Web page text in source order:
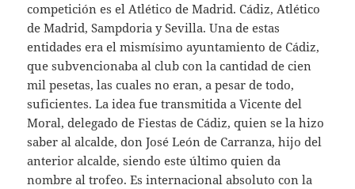
competición es el Atlético de Madrid. Cádiz, Atlético
de Madrid, Sampdoria y Sevilla. Una de estas
entidades era el mismísimo ayuntamiento de Cádiz,
que subvencionaba al club con la cantidad de cien
mil pesetas, las cuales no eran, a pesar de todo,
suficientes. La idea fue transmitida a Vicente del
Moral, delegado de Fiestas de Cádiz, quien se la hizo
saber al alcalde, don José León de Carranza, hijo del
anterior alcalde, siendo este último quien da
nombre al trofeo. Es internacional absoluto con la